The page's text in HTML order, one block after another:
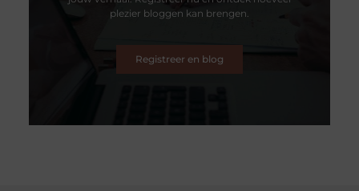
plezier bloggen kan brengen.
Registreer en blog